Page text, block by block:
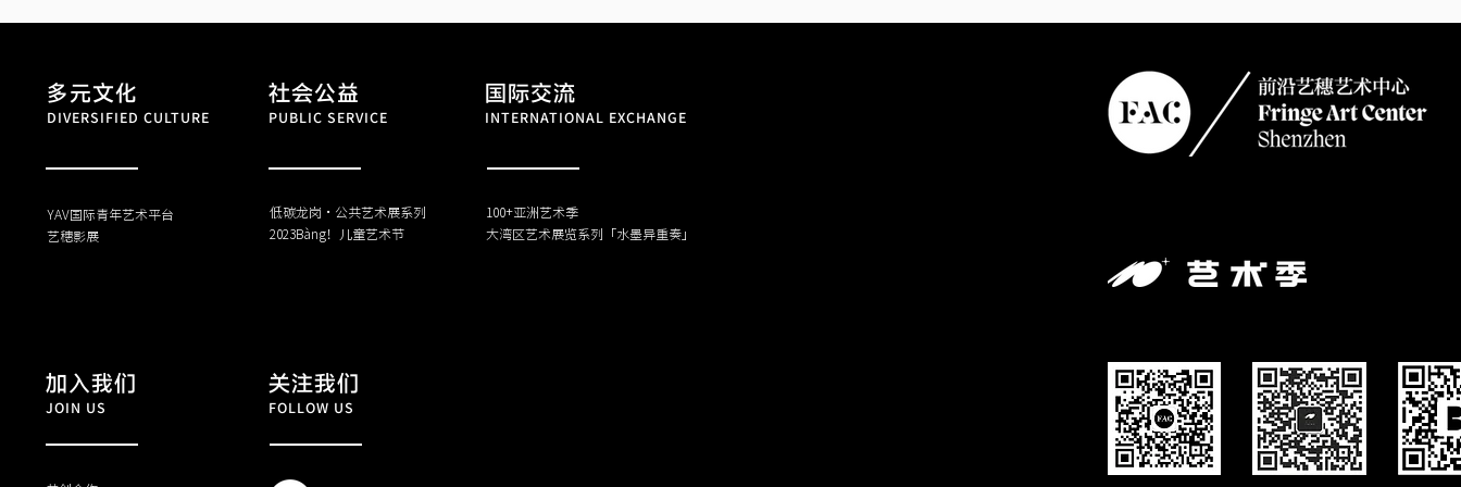
多元文化
DIVERSIFIED CULTURE
社会公益
PUBLIC SERVICE
国际交流
INTERNATIONAL EXCHANGE
YAV国际青年艺术平台
​艺穗影展
低碳龙岗·公共艺术展系列
​2023Bàng！儿童艺术节
100+亚洲艺术季
大湾区艺术展览系列「水墨异重奏」
加入我们
JOIN US
关注我们
FOLLOW US